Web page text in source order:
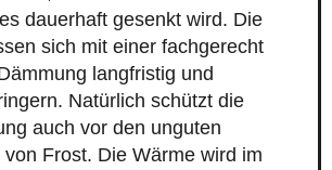
dauerhaft gesenkt wird. Die
sich mit einer fachgerecht
langfristig und
Natürlich schützt die
auch vor den unguten
Frost. Die Wärme wird im